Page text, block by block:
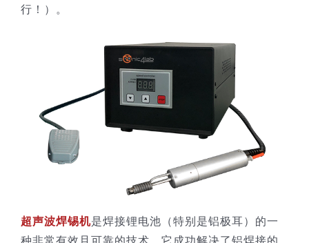
行！）。
超声波焊锡机是焊接锂电池（特别是铝极耳）的一